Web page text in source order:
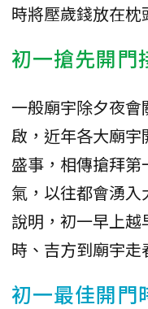
時將壓歲錢放在枕
初一搶先開門
一般廟宇除夕夜
啟，近年各大廟
盛事，相傳搶拜
氣，以往都會湧
說明，初一早上
時、吉方到廟宇走
初一最佳開門